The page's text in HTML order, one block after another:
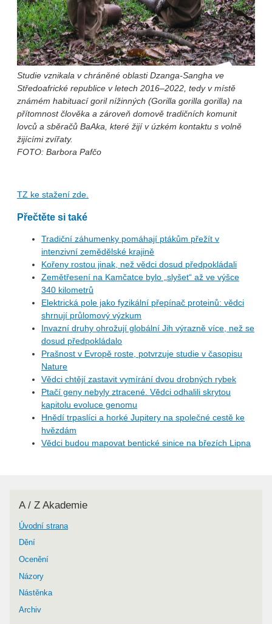
Studie vznikala v chráněné oblasti Dzanga-Sangha ve
Středoafrické republice v letech 2016–2022, tedy v místě
známém habituací goril nížinných (Gorilla gorilla gorilla) na
přítomnost člověka a zároveň domově tradičních komunit
lovců a sběračů BaAka, které žijí v úzkém kontaktu s volně
žijícími zvířaty.
FOTO: Barbora Pafčo
TZ ke stažení zde.
Přečtěte si také
Tradiční záhumenky pomáhají ptákům přežít v
intenzivní zemědělské krajině
Kořeny rostou jinak, než vědci dosud předpokládali
Zemětřesení na Kamčatce bylo „slyšet“ až ve výšce
340 kilometrů
Elektrická pole jako fyzikální přepínač proteinů: vědci
shrnují průlomový výzkum
Invazní druhy ohrožují globální Jih výrazně více, než se
dosud předpokládalo
Prašnost v Evropě roste, potvrzuje studie v časopisu
Nature
Vědci chtějí zastavit vymírání dvou drobných rybek
Ptačí geny nebyly ztracené. Vědci odhalili skrytou
kapitolu evoluce genomu
Hnědí trpaslíci a horké Jupitery na společné cestě ke
hvězdám
Vědci budou mapovat bentické sinice na březích Lipna
A / Z Akademie
Úvodní strana
Dění
Ocenění
Názory
Nástěnka
Archiv